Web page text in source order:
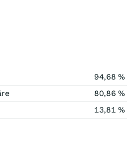
94,68 %
80,86 %
13,81 %